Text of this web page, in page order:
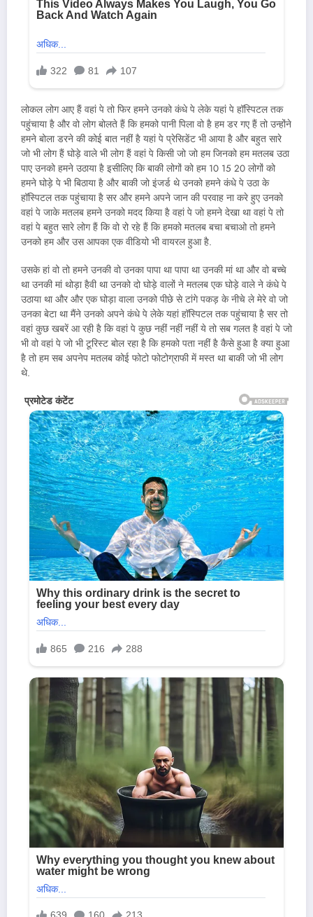
लोकल लोग आए हैं वहां पे तो फिर हमने उनको कंधे पे लेके यहां पे हॉस्पिटल तक
पहुंचाया है और वो लोग बोलते हैं कि हमको पानी पिला वो है हम डर गए हैं तो उन्होंने
हमने बोला डरने की कोई बात नहीं है यहां पे प्रेसिडेंट भी आया है और बहुत सारे
जो भी लोग हैं घोड़े वाले भी लोग हैं वहां पे किसी जो जो हम जिनको हम मतलब उठा
पाए उनको हमने उठाया है इसीलिए कि बाकी लोगों को हम 10 15 20 लोगों को
हमने घोड़े पे भी बिठाया है और बाकी जो इंजर्ड थे उनको हमने कंधे पे उठा के
हॉस्पिटल तक पहुंचाया है सर और हमने अपने जान की परवाह ना करे हुए उनको
वहां पे जाके मतलब हमने उनको मदद किया है वहां पे जो हमने देखा था वहां पे तो
वहां पे बहुत सारे लोग हैं कि वो रो रहे हैं कि हमको मतलब बचा बचाओ तो हमने
उनको हम और उस आपका एक वीडियो भी वायरल हुआ है.
उसके हां वो तो हमने उनकी वो उनका पापा था पापा था उनकी मां था और वो बच्चे
था उनकी मां थोड़ा हैवी था उनको दो घोड़े वालों ने मतलब एक घोड़े वाले ने कंधे पे
उठाया था और और एक घोड़ा वाला उनको पीछे से टांगे पकड़ के नीचे ले मेरे वो जो
उनका बेटा था मैंने उनको अपने कंधे पे लेके यहां हॉस्पिटल तक पहुंचाया है सर तो
वहां कुछ खबरें आ रही है कि वहां पे कुछ नहीं नहीं नहीं ये तो सब गलत है वहां पे जो
भी वो वहां पे जो भी टूरिस्ट बोल रहा है कि हमको पता नहीं है कैसे हुआ है क्या हुआ
है तो हम सब अपनेप मतलब कोई फोटो फोटोग्राफी में मस्त था बाकी जो भी लोग
थे.